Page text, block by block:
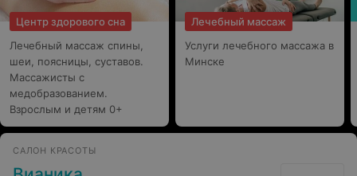
Центр здорового сна
Лечебный массаж спины,
шеи, поясницы, суставов.
Массажисты с
медобразованием.
Взрослым и детям 0+
Лечебный массаж
Услуги лечебного массажа в
Минске
САЛОН КРАСОТЫ